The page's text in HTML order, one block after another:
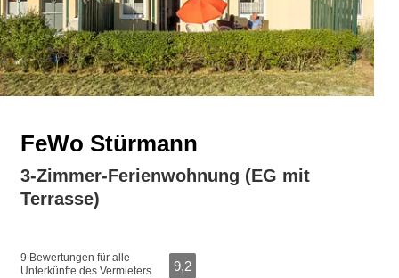
FeWo Stürmann
3-Zimmer-Ferienwohnung (EG mit
Terrasse)
9 Bewertungen für alle
Unterkünfte des Vermieters
9,2